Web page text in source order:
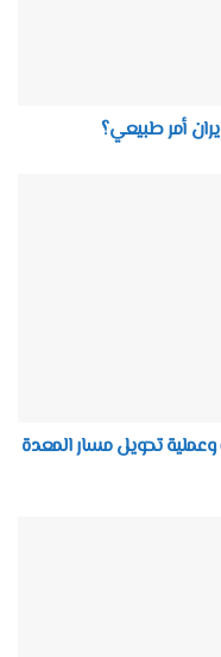
أمر طبيعي؟
تحويل مسار المعدة